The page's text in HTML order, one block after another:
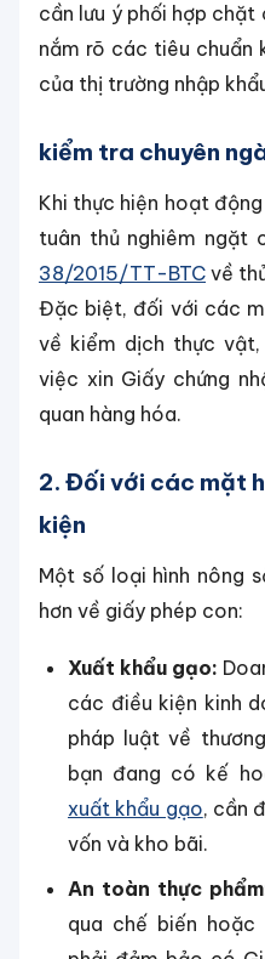
cần lưu ý phối hợp
nắm rõ các tiêu chuẩn
của thị trường nhập
kiểm tra chuyên
Khi thực hiện hoạt
tuân thủ nghiêm ngặt
38/2015/TT-BTC về
Đặc biệt, đối với các
về kiểm dịch thực
việc xin Giấy chứng
quan hàng hóa.
2. Đối với các mặt
kiện
Một số loại hình nông
hơn về giấy phép con:
Xuất khẩu gạo:
các điều kiện kinh
pháp luật về
bạn đang có kế
xuất khẩu gạo, cần
vốn và kho bãi.
An toàn thực
qua chế biến